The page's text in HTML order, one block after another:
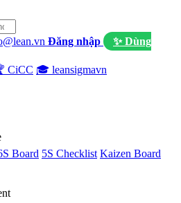
Đăng nhập
✨ Dùng
CiCC 🎓 leansigmavn
Board 5S Checklist Kaizen Board